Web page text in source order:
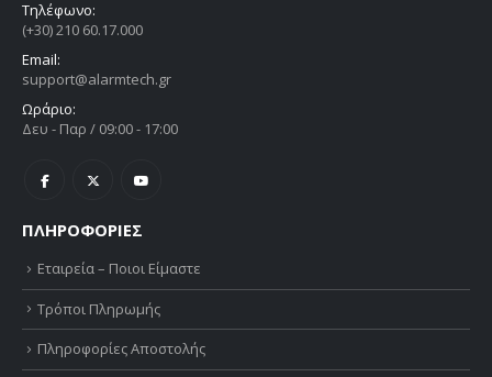
Τηλέφωνο:
(+30) 210 60.17.000
Email:
support@alarmtech.gr
Ωράριο:
Δευ - Παρ / 09:00 - 17:00
ΠΛΗΡΟΦΟΡΙΕΣ
Εταιρεία – Ποιοι Είμαστε
Τρόποι Πληρωμής
Πληροφορίες Αποστολής